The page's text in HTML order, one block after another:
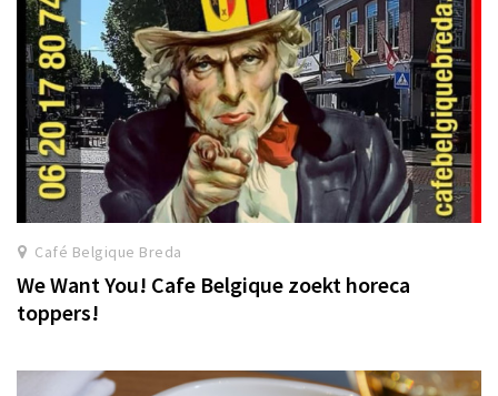
Café Belgique Breda
We Want You! Cafe Belgique zoekt horeca
toppers!